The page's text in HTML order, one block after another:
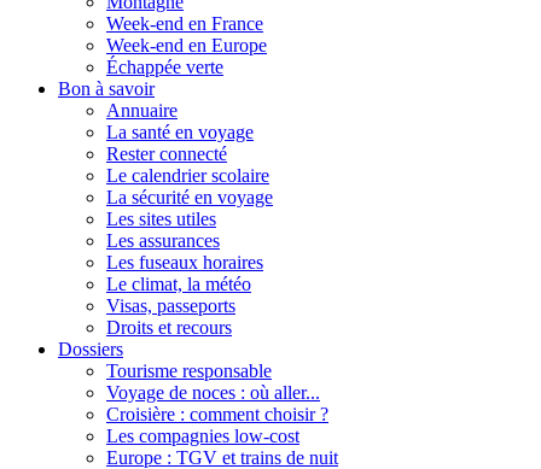
Week-end en France
Week-end en Europe
Échappée verte
Bon à savoir
Annuaire
La santé en voyage
Rester connecté
Le calendrier scolaire
La sécurité en voyage
Les sites utiles
Les assurances
Les fuseaux horaires
Le climat, la météo
Visas, passeports
Droits et recours
Dossiers
Tourisme responsable
Voyage de noces : où aller...
Croisière : comment choisir ?
Les compagnies low-cost
Europe : TGV et trains de nuit